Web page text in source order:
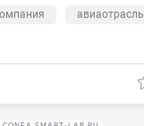
авиаотрасль